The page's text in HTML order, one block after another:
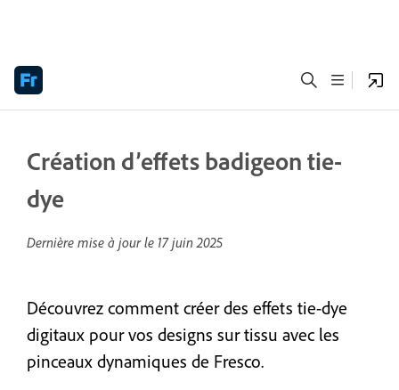
Création d’effets badigeon tie-
dye
Dernière mise à jour le 17 juin 2025
Découvrez comment créer des effets tie-dye
digitaux pour vos designs sur tissu avec les
pinceaux dynamiques de Fresco.